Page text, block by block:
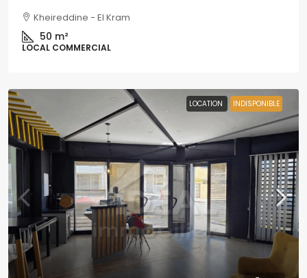
Kheireddine - El Kram
50 m²
LOCAL COMMERCIAL
LOCATION INDISPONIBLE